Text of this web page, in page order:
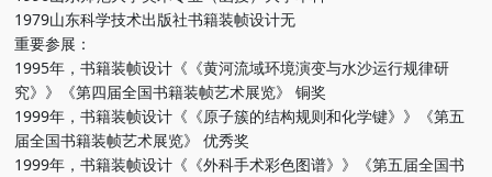
1979山东科学技术出版社书籍装帧设计无
重要参展：
1995年，书籍装帧设计《《黄河流域环境演变与水沙运行规律研
究》》《第四届全国书籍装帧艺术展览》 铜奖
1999年，书籍装帧设计《《原子簇的结构规则和化学键》》《第五
届全国书籍装帧艺术展览》 优秀奖
1999年，书籍装帧设计《《外科手术彩色图谱》》《第五届全国书